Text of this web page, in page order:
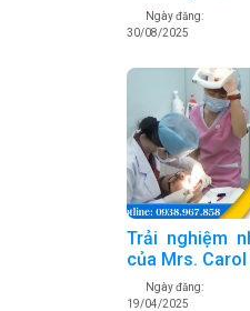
Ngày đăng:
30/08/2025
Trải nghiệm
của Mrs.
Ngày đăng:
19/04/2025